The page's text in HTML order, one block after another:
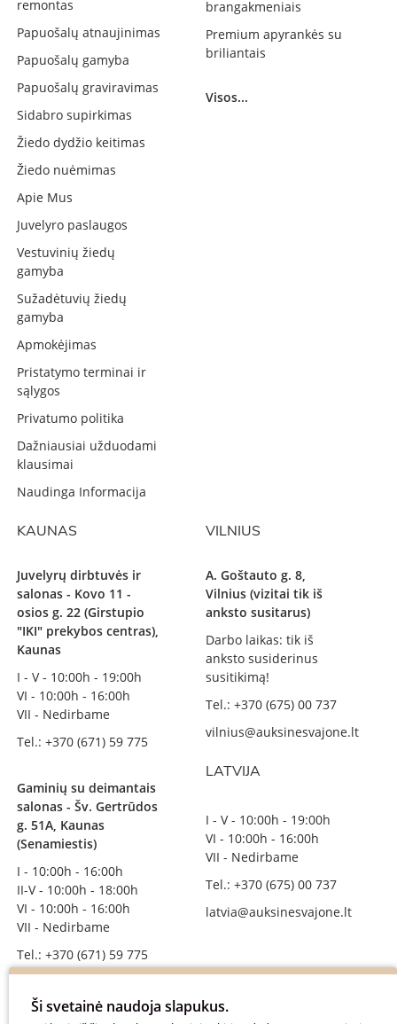
remontas
Papuošalų atnaujinimas
Papuošalų gamyba
Papuošalų graviravimas
Sidabro supirkimas
Žiedo dydžio keitimas
Žiedo nuėmimas
Apie Mus
Juvelyro paslaugos
Vestuvinių žiedų
gamyba
Sužadėtuvių žiedų
gamyba
Apmokėjimas
Pristatymo terminai ir
sąlygos
Privatumo politika
Dažniausiai užduodami
klausimai
Naudinga Informacija
brangakmeniais
Premium apyrankės su
briliantais
Visos...
KAUNAS
Juvelyrų dirbtuvės ir
salonas - Kovo 11 -
osios g. 22 (Girstupio
"IKI" prekybos centras),
Kaunas
I - V - 10:00h - 19:00h
VI - 10:00h - 16:00h
VII - Nedirbame
Tel.: +370 (671) 59 775
Gaminių su deimantais
salonas - Šv. Gertrūdos
g. 51A, Kaunas
(Senamiestis)
I - 10:00h - 16:00h
II-V - 10:00h - 18:00h
VI - 10:00h - 16:00h
VII - Nedirbame
Tel.: +370 (671) 59 775
VILNIUS
A. Goštauto g. 8,
Vilnius (vizitai tik iš
anksto susitarus)
Darbo laikas: tik iš
anksto susiderinus
susitikimą!
Tel.: +370 (675) 00 737
vilnius@auksinesvajone.lt
LATVIJA
I - V - 10:00h - 19:00h
VI - 10:00h - 16:00h
VII - Nedirbame
Tel.: +370 (675) 00 737
latvia@auksinesvajone.lt
Ši svetainė naudoja slapukus.